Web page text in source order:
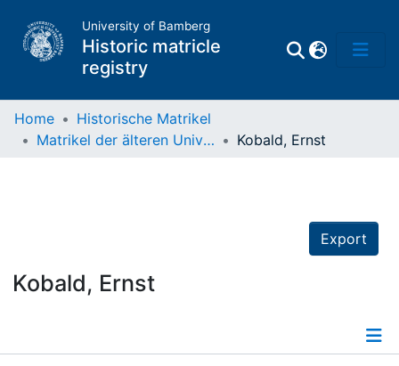
University of Bamberg
Historic matricle
registry
Home
Historische Matrikel
Matrikel der älteren Universität
Kobald, Ernst
Export
Kobald, Ernst